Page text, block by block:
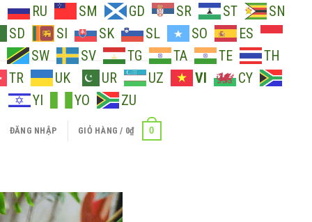
RU SM GD SR ST
SN
SD
SI SK SL SO
ES
SW SV TG TA TE
TH
TR
UK UR UZ VI
CY
YI YO ZU
ĐĂNG NHẬP GIỎ HÀNG / 0₫ 0